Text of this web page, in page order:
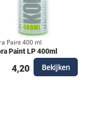
Paint 400 ml
Paint LP 400ml
4,20 Bekijken